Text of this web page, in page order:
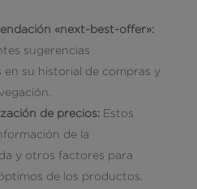
«next-best-offer»:
sugerencias
en su historial de compras y
de precios:Estos
de la
y otros factores para
de los productos.